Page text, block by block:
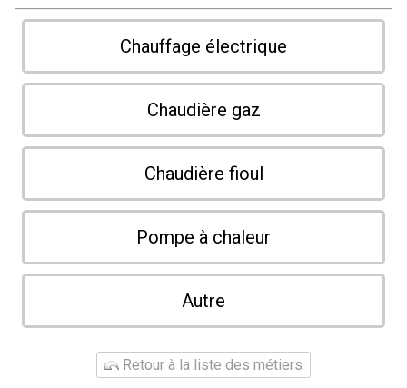
Chauffage électrique
Chaudière gaz
Chaudière fioul
Pompe à chaleur
Autre
Retour à la liste des métiers